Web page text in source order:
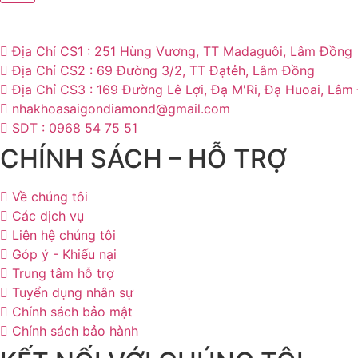
Địa Chỉ CS1 : 251 Hùng Vương, TT Madaguôi, Lâm Đồng
Địa Chỉ CS2 : 69 Đường 3/2, TT Đạtẻh, Lâm Đồng
Địa Chỉ CS3 : 169 Đường Lê Lợi, Đạ M'Ri, Đạ Huoai,
nhakhoasaigondiamond@gmail.com
SDT : 0968 54 75 51
CHÍNH SÁCH – HỖ TRỢ
Về chúng tôi
Các dịch vụ
Liên hệ chúng tôi
Góp ý - Khiếu nại
Trung tâm hỗ trợ
Tuyển dụng nhân sự
Chính sách bảo mật
Chính sách bảo hành